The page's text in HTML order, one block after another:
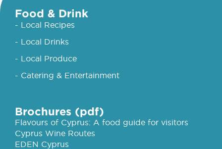
Food & Drink
- Local Recipes
- Local Drinks
- Local Produce
- Catering & Entertainment
Brochures (pdf)
Flavours of Cyprus: A food guide for visitors
Cyprus Wine Routes
EDEN Cyprus